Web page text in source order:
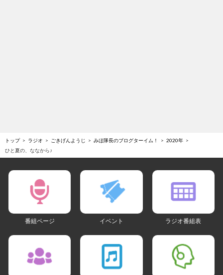
トップ ラジオ ごきげんようじ みほ隊長のブログターイム！
2020年
ひと夏の、ななから♪
番組ページ イベント ラジオ番組表